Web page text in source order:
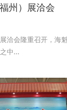
州）展洽会
洽会隆重召开，海
中...